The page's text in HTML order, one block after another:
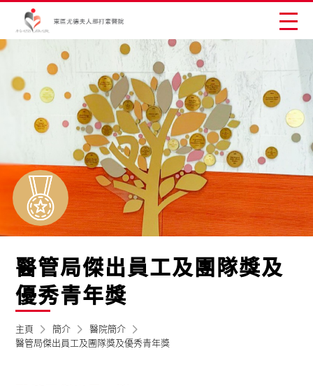
醫管局傑出員工及團隊獎及
優秀青年獎
主頁 簡介
醫院簡介
醫管局傑出員工及團隊獎及優秀青年獎